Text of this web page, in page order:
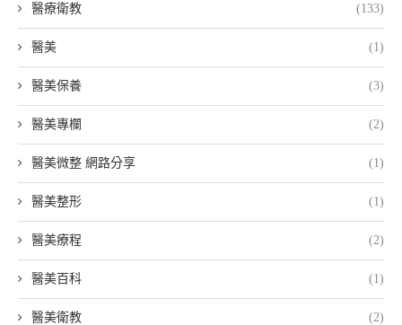
醫療衛教 (133)
醫美 (1)
醫美保養 (3)
醫美專欄 (2)
醫美微整 網路分享 (1)
醫美整形 (1)
醫美療程 (2)
醫美百科 (1)
醫美衛教 (2)